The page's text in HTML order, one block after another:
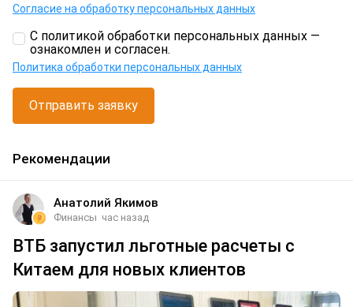
Согласие на обработку персональных данных
С политикой обработки персональных данных —
ознакомлен и согласен.
Политика обработки персональных данных
Отправить заявку
Рекомендации
Анатолий Якимов
Финансы час назад
ВТБ запустил льготные расчеты с
Китаем для новых клиентов